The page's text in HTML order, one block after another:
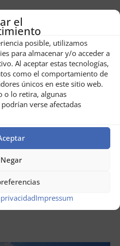
el
posible, utilizamos
para almacenar y/o acceder a
Al aceptar estas tecnologías,
como el comportamiento de
únicos en este sitio web.
o lo retira, algunas
verse afectadas
Negar
Impressum